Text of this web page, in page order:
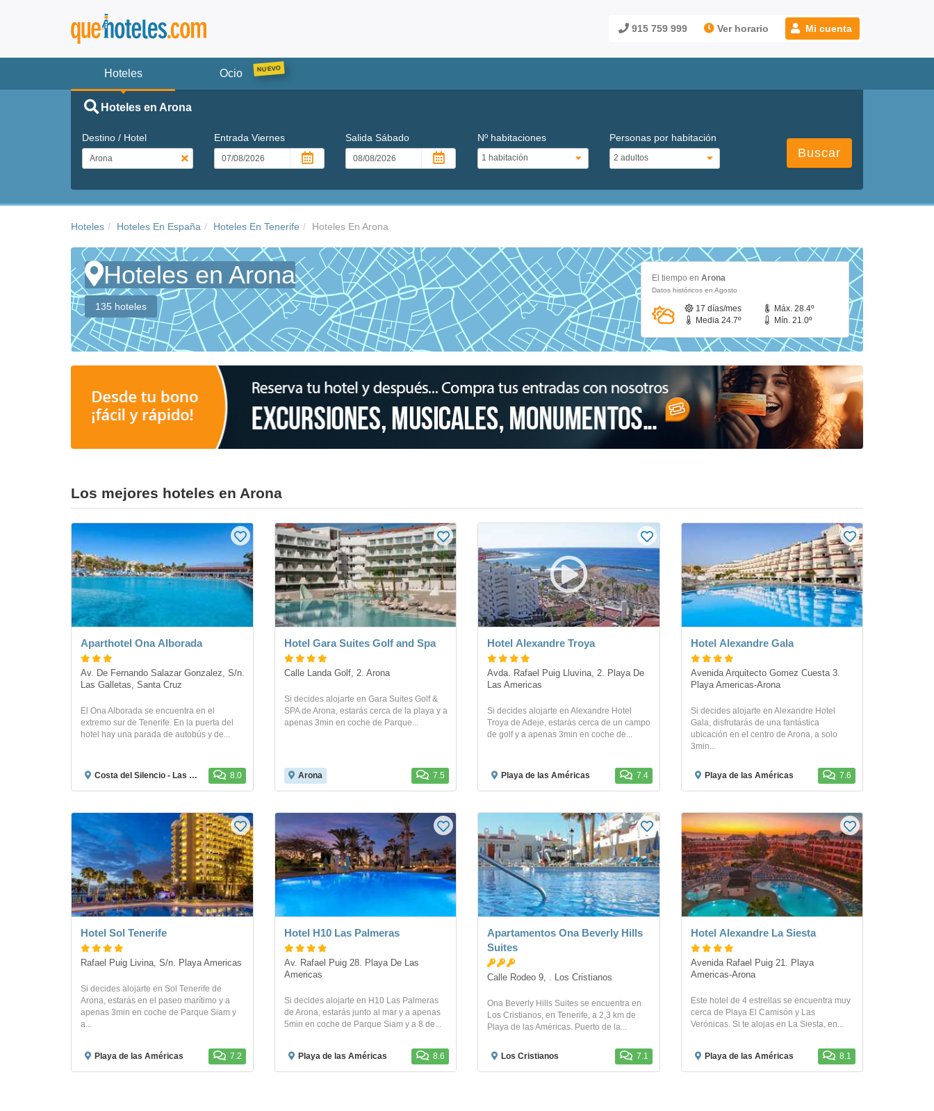
915 759 999 Ver horario Mi cuenta
Hoteles Ocio
Hoteles en Arona
Destino / Hotel Entrada Viernes SalidaSábado Nº habitaciones Personas por habitación
Buscar
Hoteles Hoteles En España Hoteles En Tenerife Hoteles En Arona
Hoteles en Arona
135 hoteles
El tiempo en Arona
Datos históricos en Agosto
17 días/mes
Máx. 28.4º
Media 24.7º
Mín. 21.0º
Los mejores hoteles en Arona
Aparthotel Ona Alborada
Av. De Fernando Salazar Gonzalez, S/n.
Las Galletas, Santa Cruz
El Ona Alborada se encuentra en el
extremo sur de Tenerife. En la puerta del
hotel hay una parada de autobús y de...
Costa del Silencio - Las Galletas 8.0
Hotel Gara Suites Golf and Spa
Calle Landa Golf, 2. Arona
Si decides alojarte en Gara Suites Golf &
SPA de Arona, estarás cerca de la playa y a
apenas 3min en coche de Parque...
Arona 7.5
Hotel Alexandre Troya
Avda. Rafael Puig Lluvina, 2. Playa De
Las Americas
Si decides alojarte en Alexandre Hotel
Troya de Adeje, estarás cerca de un campo
de golf y a apenas 3min en coche de...
Playa de las Américas 7.4
Hotel Alexandre Gala
Avenida Arquitecto Gomez Cuesta 3.
Playa Americas-Arona
Si decides alojarte en Alexandre Hotel
Gala, disfrutarás de una fantástica
ubicación en el centro de Arona, a solo
3min...
Playa de las Américas 7.6
Hotel Sol Tenerife
Rafael Puig Livina, S/n. Playa Americas
Si decides alojarte en Sol Tenerife de
Arona, estarás en el paseo marítimo y a
apenas 3min en coche de Parque Siam y
a...
Playa de las Américas 7.2
Hotel H10 Las Palmeras
Av. Rafael Puig 28. Playa De Las
Americas
Si decides alojarte en H10 Las Palmeras
de Arona, estarás junto al mar y a apenas
5min en coche de Parque Siam y a 8 de...
Playa de las Américas 8.6
Apartamentos Ona Beverly Hills
Suites
Calle Rodeo 9, . Los Cristianos
Ona Beverly Hills Suites se encuentra en
Los Cristianos, en Tenerife, a 2,3 km de
Playa de las Américas. Puerto de la...
Los Cristianos 7.1
Hotel Alexandre La Siesta
Avenida Rafael Puig 21. Playa
Americas-Arona
Este hotel de 4 estrellas se encuentra muy
cerca de Playa El Camisón y Las
Verónicas. Si te alojas en La Siesta, en...
Playa de las Américas 8.1